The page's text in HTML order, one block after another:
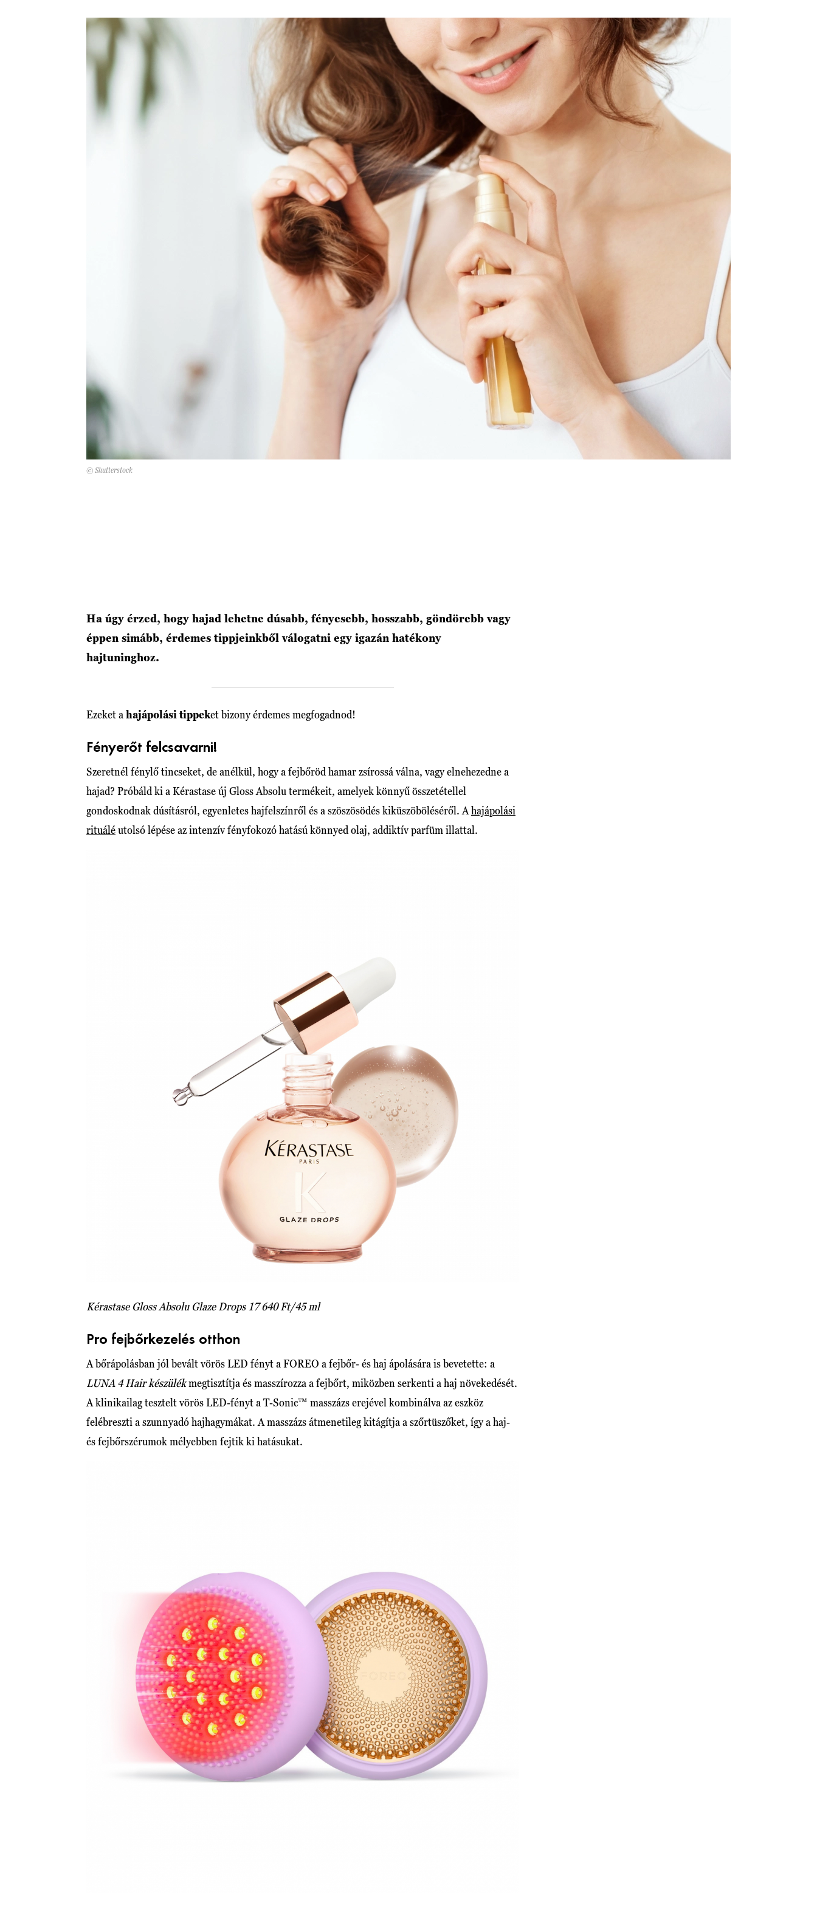
© Shutterstock
Ha úgy érzed, hogy hajad lehetne dúsabb, fényesebb, hosszabb, göndörebb vagy
éppen simább, érdemes tippjeinkből válogatni egy igazán hatékony
hajtuninghoz.
Ezeket a hajápolási tippeket bizony érdemes megfogadnod!
Fényerőt felcsavarni!
Szeretnél fénylő tincseket, de anélkül, hogy a fejbőröd hamar zsírossá válna, vagy elnehezedne a
hajad? Próbáld ki a Kérastase új Gloss Absolu termékeit, amelyek könnyű összetétellel
gondoskodnak dúsításról, egyenletes hajfelszínről és a szöszösödés kiküszöböléséről. Ahajápolási
rituáléutolsó lépése az intenzív fényfokozó hatású könnyed olaj, addiktív parfüm illattal.
Kérastase Gloss Absolu Glaze Drops 17 640 Ft/45 ml
Pro fejbőrkezelés otthon
A bőrápolásban jól bevált vörös LED fényt a FOREO a fejbőr- és haj ápolására is bevetette: a
LUNA 4 Hair készülékmegtisztítja és masszírozza a fejbőrt, miközben serkenti a haj növekedését.
A klinikailag tesztelt vörös LED-fényt a T-Sonic™ masszázs erejével kombinálva az eszköz
felébreszti a szunnyadó hajhagymákat. A masszázs átmenetileg kitágítja a szőrtüszőket, így a haj-
és fejbőrszérumok mélyebben fejtik ki hatásukat.